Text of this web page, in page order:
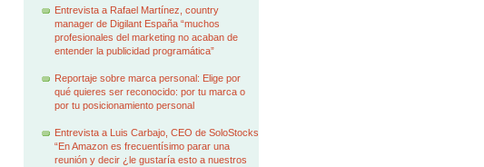
Entrevista a Rafael Martínez, country
manager de Digilant España “muchos
profesionales del marketing no acaban de
entender la publicidad programática”
Reportaje sobre marca personal: Elige por
qué quieres ser reconocido: por tu marca o
por tu posicionamiento personal
Entrevista a Luis Carbajo, CEO de SoloStocks
“En Amazon es frecuentísimo parar una
reunión y decir ¿le gustaría esto a nuestros